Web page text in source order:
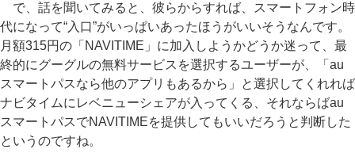
で、話を聞いてみると、彼らからすれば、スマートフォン時
代になって“入口”がいっぱいあったほうがいいそうなんです。
月額315円の「NAVITIME」に加入しようかどうか迷って、最
終的にグーグルの無料サービスを選択するユーザーが、「au
スマートパスなら他のアプリもあるから」と選択してくれれば
ナビタイムにレベニューシェアが入ってくる、それならばau
スマートパスでNAVITIMEを提供してもいいだろうと判断した
というのですね。